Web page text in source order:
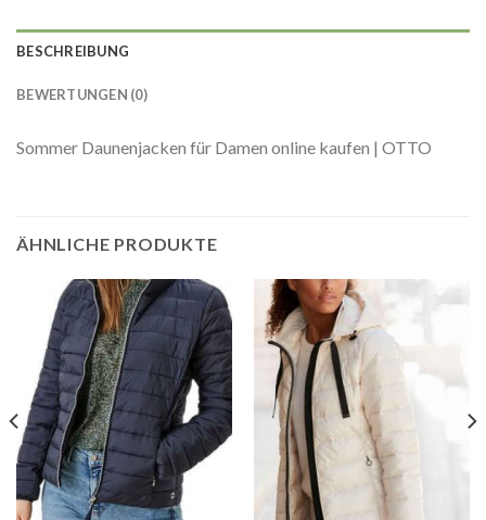
BESCHREIBUNG
BEWERTUNGEN (0)
Sommer Daunenjacken für Damen online kaufen | OTTO
ÄHNLICHE PRODUKTE